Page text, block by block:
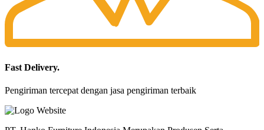
Fast Delivery.
Pengiriman tercepat dengan jasa pengiriman terbaik